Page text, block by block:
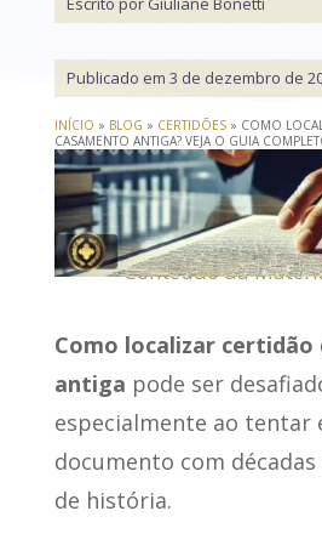
Publicado em 3 de dezembro de
INÍCIO » BLOG » CERTIDÕES» COMO
CASAMENTO ANTIGA? VEJA O GUIA
Conteúdo da
Como localizar certidão
antiga pode ser
especialmente ao tentar
documento com
de história.